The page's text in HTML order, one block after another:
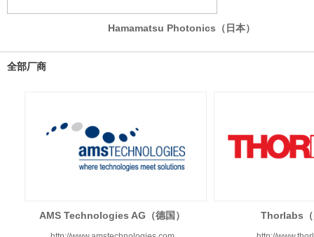
Hamamatsu Photonics（日本）
全部厂商
AMS Technologies AG（德国） Thorlabs（